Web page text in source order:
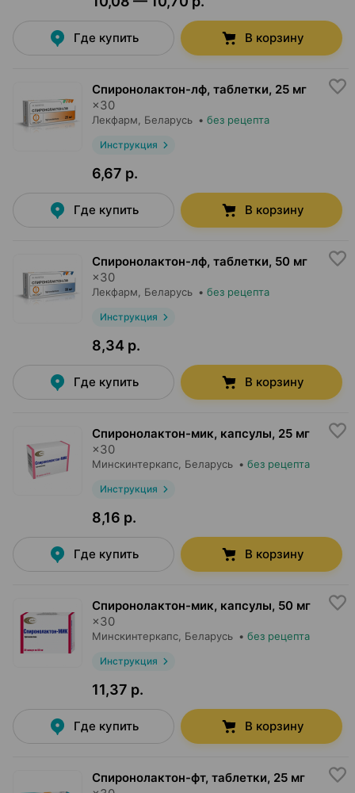
Где купить В корзину
Спиронолактон-лф, таблетки, 25 мг
×30
Лекфарм , Беларусь • без рецепта
Инструкция
6,67 р.
Где купить В корзину
Спиронолактон-лф, таблетки, 50 мг
×30
Лекфарм , Беларусь • без рецепта
Инструкция
8,34 р.
Где купить В корзину
Спиронолактон-мик, капсулы, 25 мг
×30
Минскинтеркапс , Беларусь • без рецепта
Инструкция
8,16 р.
Где купить В корзину
Спиронолактон-мик, капсулы, 50 мг
×30
Минскинтеркапс , Беларусь • без рецепта
Инструкция
11,37 р.
Где купить В корзину
Спиронолактон-фт, таблетки, 25 мг